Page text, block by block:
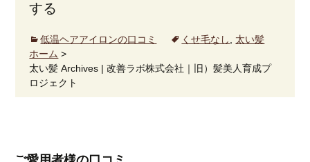
する
低温ヘアアイロンの口コミ くせ毛なし
太い髪
ホーム >
太い髪 Archives | 改善ラボ株式会社｜旧）髪美人育成プ
ロジェクト